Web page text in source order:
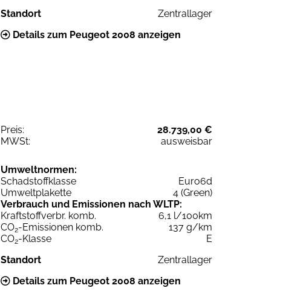
Standort
Zentrallager
Details zum Peugeot 2008 anzeigen
Preis:
28.739,00 €
MWSt:
ausweisbar
Umweltnormen:
Schadstoffklasse
Euro6d
Umweltplakette
4 (Green)
Verbrauch und Emissionen nach WLTP:
Kraftstoffverbr. komb.
6,1 l/100km
CO2-Emissionen komb.
137 g/km
CO2-Klasse
E
Standort
Zentrallager
Details zum Peugeot 2008 anzeigen